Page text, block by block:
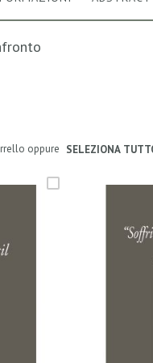
oppure SELEZIONA